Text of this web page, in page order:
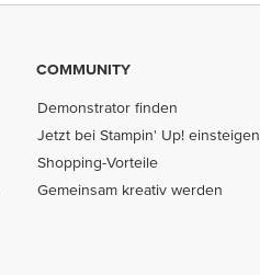
COMMUNITY
Demonstrator finden
Jetzt bei Stampin' Up! einsteigen
Shopping-Vorteile
Gemeinsam kreativ werden